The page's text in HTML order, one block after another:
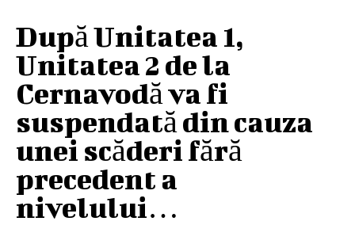
După Unitatea 1,
Unitatea 2 de la
Cernavodă va fi
suspendată din cauza
unei scăderi fără
precedent a
nivelului…